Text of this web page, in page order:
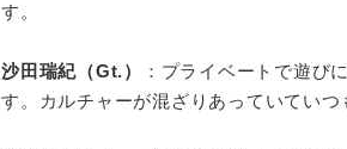
す。
沙田瑞紀（Gt.）
：プライベートで遊び
す。カルチャーが混ざりあっていていつ